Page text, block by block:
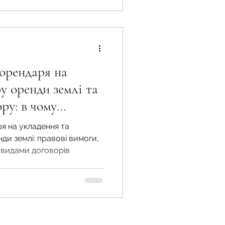
на
оренди землі та
в чому
на укладення та
землі: правові вимоги,
договорів